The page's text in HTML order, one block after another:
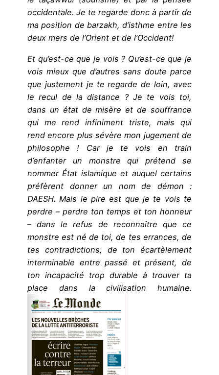
occidentale. Je te regarde donc à partir de
ma position de barzakh, d’isthme entre les
deux mers de l’Orient et de l’Occident!
Et qu’est-ce que je vois ? Qu’est-ce que je
vois mieux que d’autres sans doute parce
que justement je te regarde de loin, avec
le recul de la distance ? Je te vois toi,
dans un état de misère et de souffrance
qui me rend infiniment triste, mais qui
rend encore plus sévère mon jugement de
philosophe ! Car je te vois en train
d’enfanter un monstre qui prétend se
nommer État islamique et auquel certains
préfèrent donner un nom de démon :
DAESH. Mais le pire est que je te vois te
perdre – perdre ton temps et ton honneur
– dans le refus de reconnaître que ce
monstre est né de toi, de tes errances, de
tes contradictions, de ton écartèlement
interminable entre passé et présent, de
ton incapacité trop durable à trouver ta
place dans la civilisation humaine.